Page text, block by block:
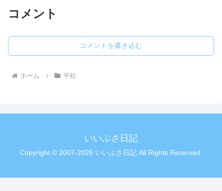
コメント
コメントを書き込む
ホーム 平松
いいぶさ日記
Copyright © 2007-2026 いいぶさ日記 All Rights Reserved.